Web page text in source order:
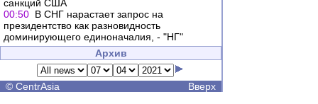
санкций США
00:50 В СНГ нарастает запрос на
президентство как разновидность
доминирующего единоначалия, - "НГ"
Архив
© CentrAsia Вверх